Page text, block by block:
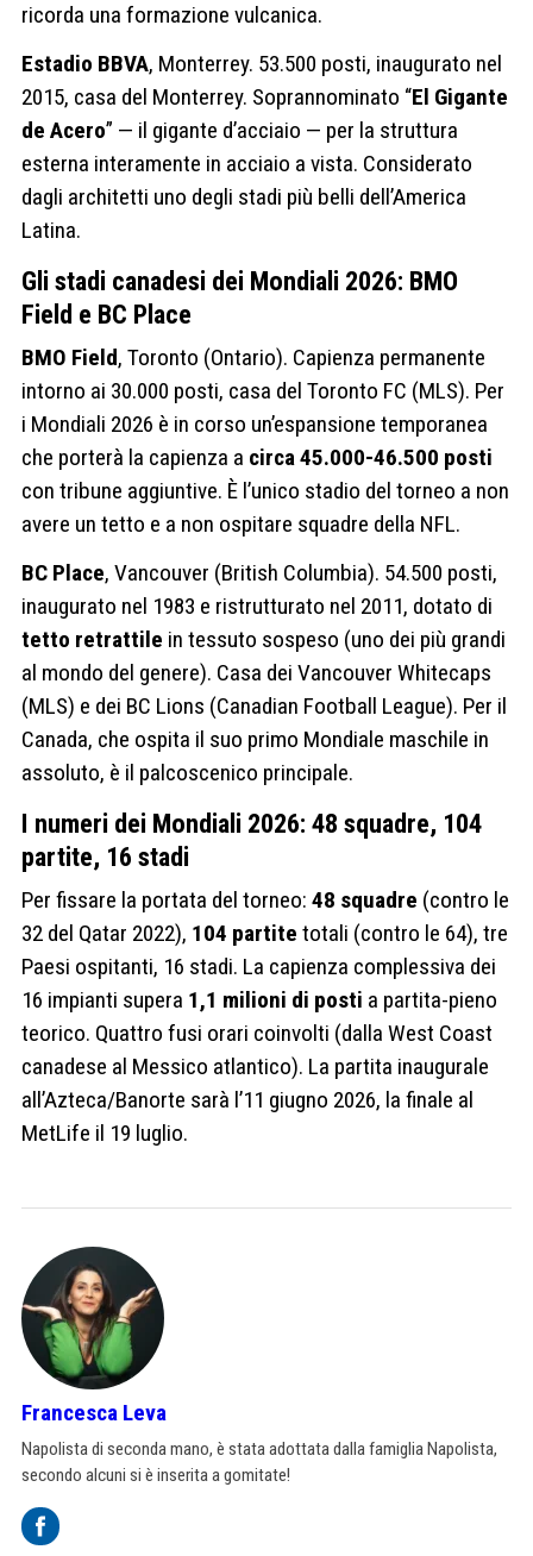
ricorda una formazione vulcanica.
Estadio BBVA, Monterrey. 53.500 posti, inaugurato nel
2015, casa del Monterrey. Soprannominato “El Gigante
de Acero” — il gigante d’acciaio — per la struttura
esterna interamente in acciaio a vista. Considerato
dagli architetti uno degli stadi più belli dell’America
Latina.
Gli stadi canadesi dei Mondiali 2026: BMO
Field e BC Place
BMO Field, Toronto (Ontario). Capienza permanente
intorno ai 30.000 posti, casa del Toronto FC (MLS). Per
i Mondiali 2026 è in corso un’espansione temporanea
che porterà la capienza a circa 45.000-46.500 posti
con tribune aggiuntive. È l’unico stadio del torneo a non
avere un tetto e a non ospitare squadre della NFL.
BC Place, Vancouver (British Columbia). 54.500 posti,
inaugurato nel 1983 e ristrutturato nel 2011, dotato di
tetto retrattile in tessuto sospeso (uno dei più grandi
al mondo del genere). Casa dei Vancouver Whitecaps
(MLS) e dei BC Lions (Canadian Football League). Per il
Canada, che ospita il suo primo Mondiale maschile in
assoluto, è il palcoscenico principale.
I numeri dei Mondiali 2026: 48 squadre, 104
partite, 16 stadi
Per fissare la portata del torneo: 48 squadre (contro le
32 del Qatar 2022), 104 partite totali (contro le 64), tre
Paesi ospitanti, 16 stadi. La capienza complessiva dei
16 impianti supera 1,1 milioni di posti a partita-pieno
teorico. Quattro fusi orari coinvolti (dalla West Coast
canadese al Messico atlantico). La partita inaugurale
all’Azteca/Banorte sarà l’11 giugno 2026, la finale al
MetLife il 19 luglio.
Francesca Leva
Napolista di seconda mano, è stata adottata dalla famiglia Napolista,
secondo alcuni si è inserita a gomitate!